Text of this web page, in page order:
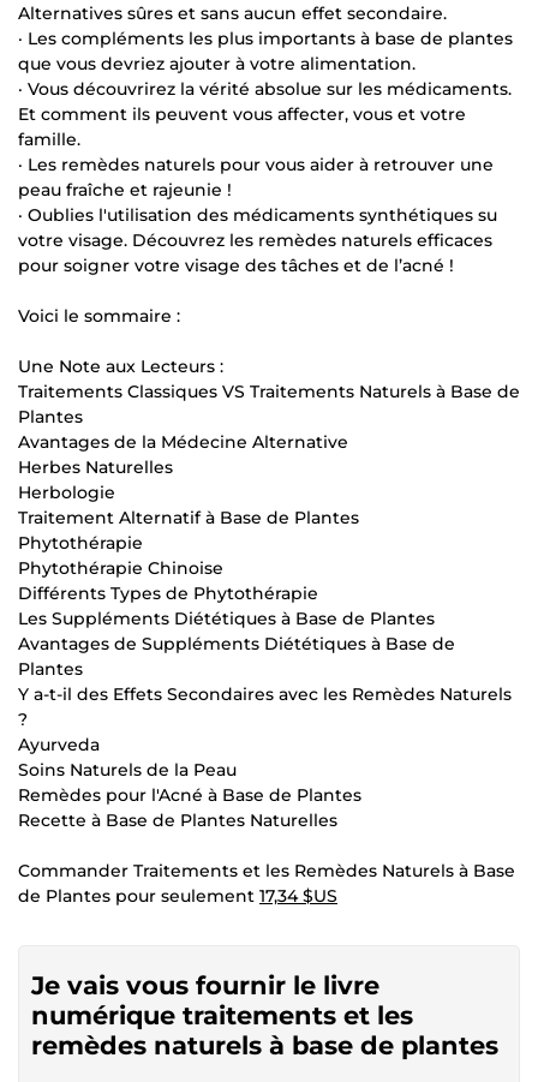
Alternatives sûres et sans aucun effet secondaire.
· Les compléments les plus importants à base de plantes
que vous devriez ajouter à votre alimentation.
· Vous découvrirez la vérité absolue sur les médicaments.
Et comment ils peuvent vous affecter, vous et votre
famille.
· Les remèdes naturels pour vous aider à retrouver une
peau fraîche et rajeunie !
· Oublies l'utilisation des médicaments synthétiques su
votre visage. Découvrez les remèdes naturels efficaces
pour soigner votre visage des tâches et de l’acné !
Voici le sommaire :
Une Note aux Lecteurs :
Traitements Classiques VS Traitements Naturels à Base de
Plantes
Avantages de la Médecine Alternative
Herbes Naturelles
Herbologie
Traitement Alternatif à Base de Plantes
Phytothérapie
Phytothérapie Chinoise
Différents Types de Phytothérapie
Les Suppléments Diététiques à Base de Plantes
Avantages de Suppléments Diététiques à Base de
Plantes
Y a-t-il des Effets Secondaires avec les Remèdes Naturels
?
Ayurveda
Soins Naturels de la Peau
Remèdes pour l'Acné à Base de Plantes
Recette à Base de Plantes Naturelles
Commander Traitements et les Remèdes Naturels à Base
de Plantes pour seulement 17,34 $US
Je vais vous fournir le livre
numérique traitements et les
remèdes naturels à base de plantes